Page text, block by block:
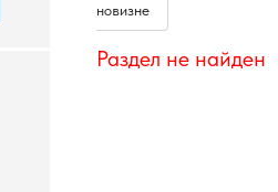
новизне
Раздел не найден